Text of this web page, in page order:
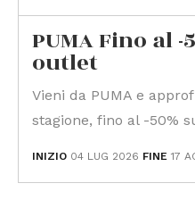
PUMA Fino al
outlet
Vieni da PUMA e
stagione, fino al -50%
INIZIO 04 LUG 2026 FINE 17